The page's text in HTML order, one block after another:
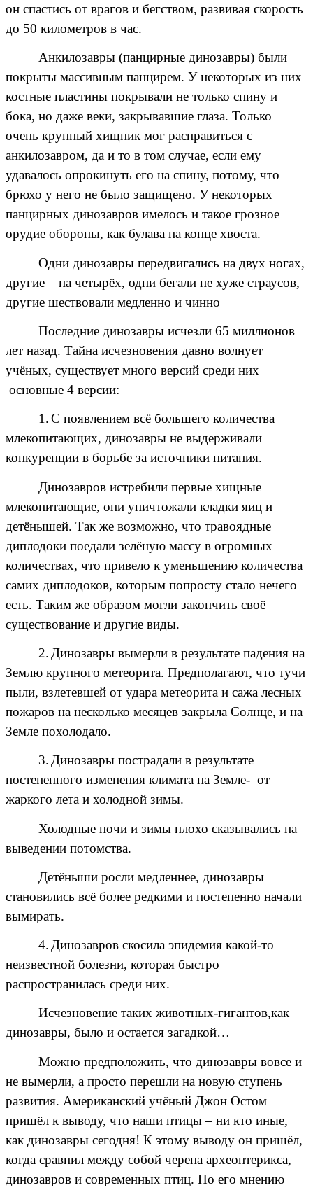
он спастись от врагов и бегством, развивая скорость
до 50 километров в час.
Анкилозавры (панцирные динозавры) были
покрыты массивным панцирем. У некоторых из них
костные пластины покрывали не только спину и
бока, но даже веки, закрывавшие глаза. Только
очень крупный хищник мог расправиться с
анкилозавром, да и то в том случае, если ему
удавалось опрокинуть его на спину, потому, что
брюхо у него не было защищено. У некоторых
панцирных динозавров имелось и такое грозное
орудие обороны, как булава на конце хвоста.
Одни динозавры передвигались на двух ногах,
другие – на четырёх, одни бегали не хуже страусов,
другие шествовали медленно и чинно
Последние динозавры исчезли 65 миллионов
лет назад. Тайна исчезновения давно волнует
учёных, существует много версий среди них
основные 4 версии:
1.С появлением всё большего количества
млекопитающих, динозавры не выдерживали
конкуренции в борьбе за источники питания.
Динозавров истребили первые хищные
млекопитающие, они уничтожали кладки яиц и
детёнышей. Так же возможно, что травоядные
диплодоки поедали зелёную массу в огромных
количествах, что привело к уменьшению количества
самих диплодоков, которым попросту стало нечего
есть. Таким же образом могли закончить своё
существование и другие виды.
2. Динозавры вымерли в результате падения на
Землю крупного метеорита. Предполагают, что тучи
пыли, взлетевшей от удара метеорита и сажа лесных
пожаров на несколько месяцев закрыла Солнце, и на
Земле похолодало.
3. Динозавры пострадали в результате
постепенного изменения климата на Земле- от
жаркого лета и холодной зимы.
Холодные ночи и зимы плохо сказывались на
выведении потомства.
Детёныши росли медленнее, динозавры
становились всё более редкими и постепенно начали
вымирать.
4. Динозавров скосила эпидемия какой-то
неизвестной болезни, которая быстро
распространилась среди них.
Исчезновение таких животных-гигантов,как
динозавры, было и остается загадкой…
Можно предположить, что динозавры вовсе и
не вымерли, а просто перешли на новую ступень
развития. Американский учёный Джон Остом
пришёл к выводу, что наши птицы – ни кто иные,
как динозавры сегодня! К этому выводу он пришёл,
когда сравнил между собой черепа археоптерикса,
динозавров и современных птиц. По его мнению